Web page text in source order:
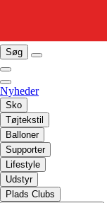
Søg
Nyheder
Sko
Tøjtekstil
Balloner
Supporter
Lifestyle
Udstyr
Plads Clubs